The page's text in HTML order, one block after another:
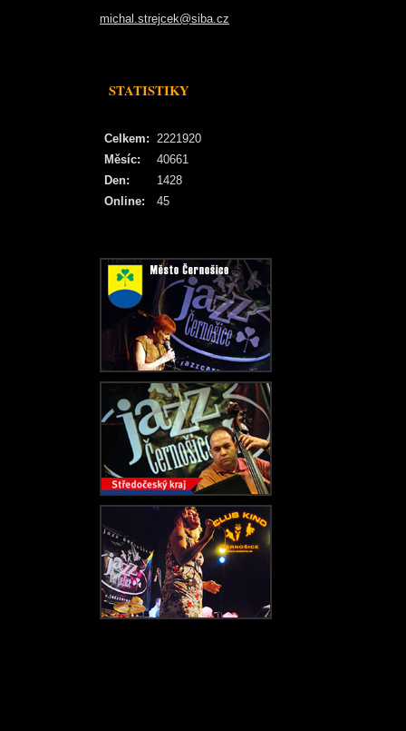
michal.strejcek@siba.cz
STATISTIKY
Online: 45
Celkem: 2221920
Měsíc:
40661
Den:
1428